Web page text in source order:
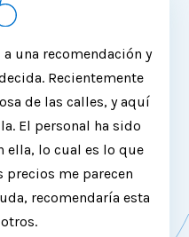
una recomendación y
Recientemente
de las calles, y aquí
El personal ha sido
ella, lo cual es lo que
precios me parecen
recomendaría esta